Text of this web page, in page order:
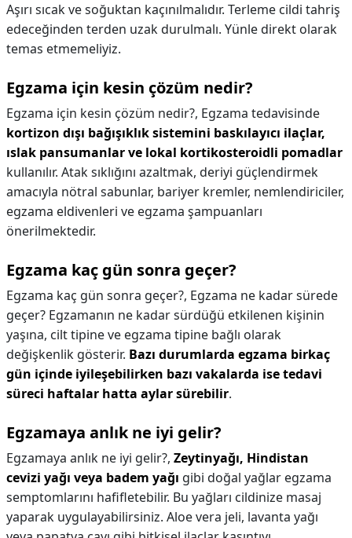
Aşırı sıcak ve soğuktan kaçınılmalıdır. Terleme cildi tahriş
edeceğinden terden uzak durulmalı. Yünle direkt olarak
temas etmemeliyiz.
Egzama için kesin çözüm nedir?
Egzama için kesin çözüm nedir?, Egzama tedavisinde
kortizon dışı bağışıklık sistemini baskılayıcı ilaçlar,
ıslak pansumanlar ve lokal kortikosteroidli pomadlar
kullanılır. Atak sıklığını azaltmak, deriyi güçlendirmek
amacıyla nötral sabunlar, bariyer kremler, nemlendiriciler,
egzama eldivenleri ve egzama şampuanları
önerilmektedir.
Egzama kaç gün sonra geçer?
Egzama kaç gün sonra geçer?, Egzama ne kadar sürede
geçer? Egzamanın ne kadar sürdüğü etkilenen kişinin
yaşına, cilt tipine ve egzama tipine bağlı olarak
değişkenlik gösterir. Bazı durumlarda egzama birkaç
gün içinde iyileşebilirken bazı vakalarda ise tedavi
süreci haftalar hatta aylar sürebilir.
Egzamaya anlık ne iyi gelir?
Egzamaya anlık ne iyi gelir?, Zeytinyağı, Hindistan
cevizi yağı veya badem yağı gibi doğal yağlar egzama
semptomlarını hafifletebilir. Bu yağları cildinize masaj
yaparak uygulayabilirsiniz. Aloe vera jeli, lavanta yağı